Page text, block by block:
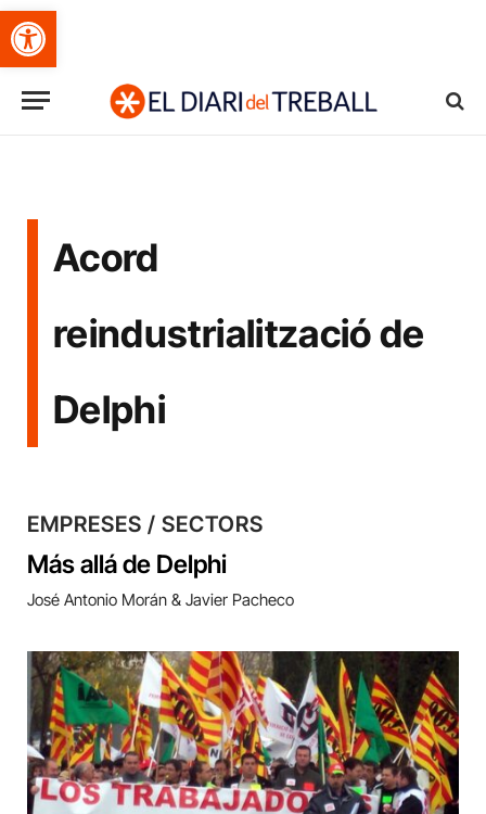
Obre la barra d'eines
Acord
reindustrialització de
Delphi
EMPRESES / SECTORS
Más allá de Delphi
José Antonio Morán & Javier Pacheco